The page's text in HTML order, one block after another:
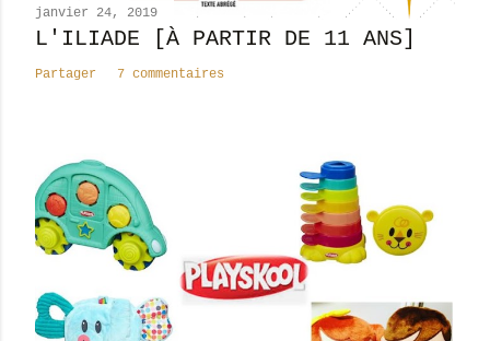
n
t
i
janvier 24, 2019
L'ILIADE [À PARTIR DE 11 ANS]
Partager 7 commentaires